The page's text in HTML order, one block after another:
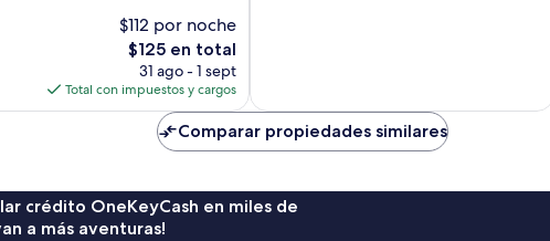
$112 por noche
El
precio
actual
es
$125 en total
31 ago - 1 sept
Total con impuestos y cargos
Comparar propiedades similares
crédito OneKeyCash en miles de
a más aventuras!